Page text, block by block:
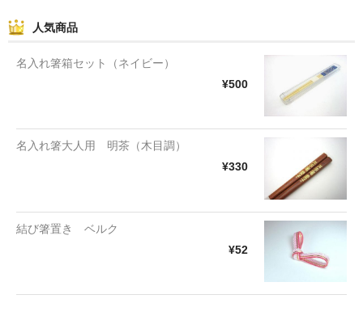
人気商品
名入れ箸箱セット（ネイビー）
¥500
名入れ箸大人用 明茶（木目調）
¥330
結び箸置き ベルク
¥52